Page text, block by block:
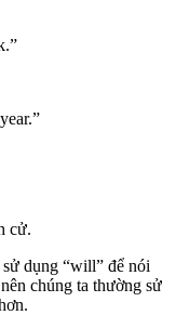
cử.
dụng “will” để nói
chúng ta thường sử